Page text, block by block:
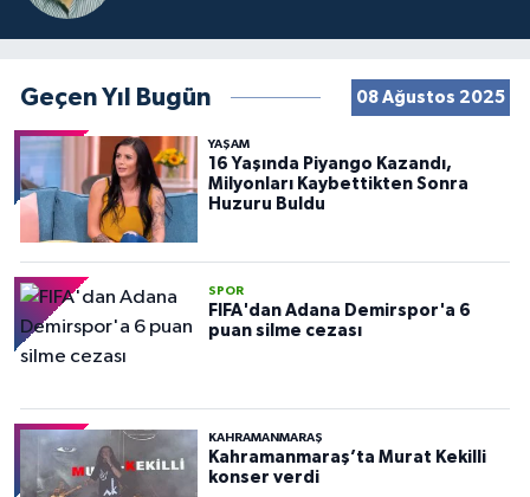
Geçen Yıl Bugün 08 Ağustos 2025
YAŞAM
16 Yaşında Piyango Kazandı,
Milyonları Kaybettikten Sonra
Huzuru Buldu
SPOR
FIFA'dan Adana Demirspor'a 6
puan silme cezası
KAHRAMANMARAŞ
Kahramanmaraş’ta Murat Kekilli
konser verdi